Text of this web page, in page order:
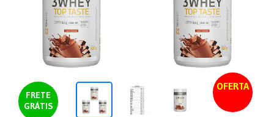
OFERTA
FRETE
GRÁTIS